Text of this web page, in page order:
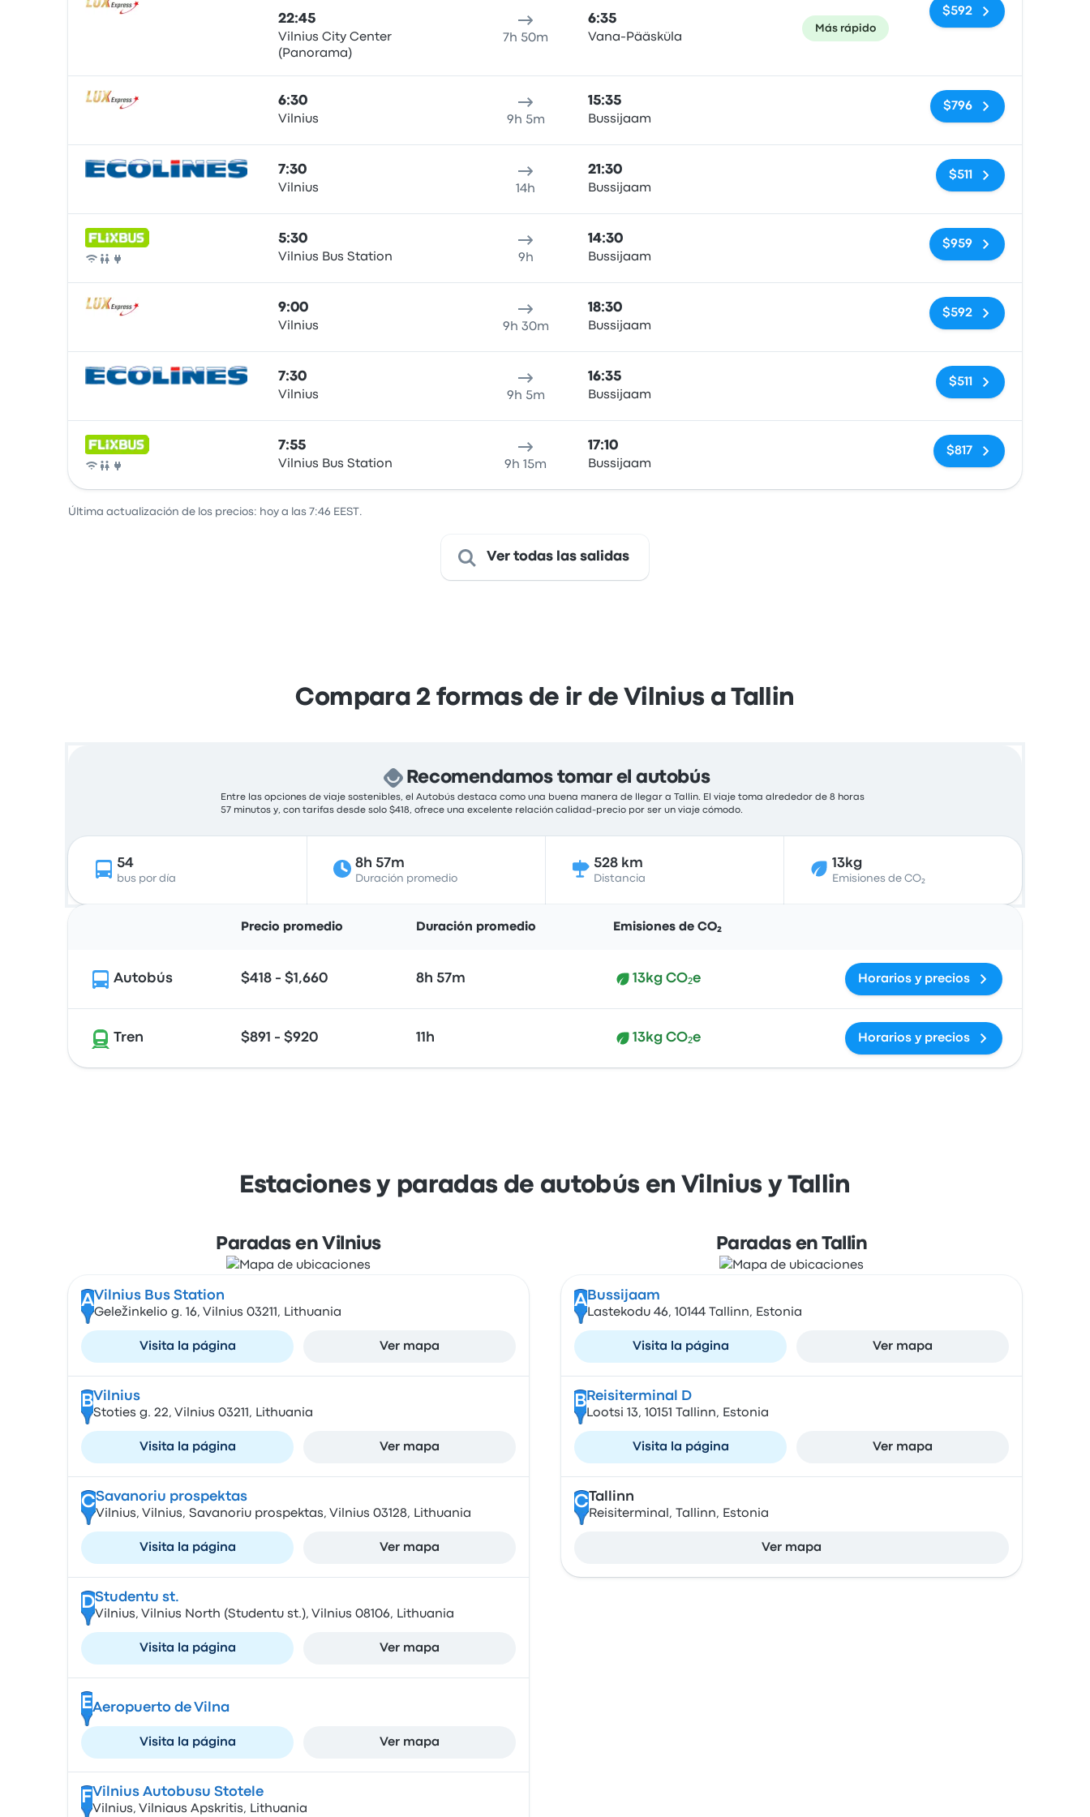
22:45
Vilnius City Center
(Panorama)
7h 50m
6:35
Vana-Pääsküla
Más rápido
$592
6:30
Vilnius 9h 5m
15:35
Bussijaam
Sin etiquetas
$796
7:30
Vilnius 14h
21:30
Bussijaam
Sin etiquetas
$511
Autobús
5:30
Vilnius Bus Station 9h
14:30
Bussijaam
Sin etiquetas
$959
9:00
Vilnius 9h 30m
18:30
Bussijaam
Sin etiquetas
$592
7:30
Vilnius 9h 5m
16:35
Bussijaam
Sin etiquetas
$511
Autobús
7:55
Vilnius Bus Station 9h 15m
17:10
Bussijaam
Sin etiquetas
$817
Última actualización de los precios: hoy a las 7:46 EEST.
Ver todas las salidas
Compara 2 formas de ir de Vilnius a Tallin
Recomendamos tomar el autobús
Entre las opciones de viaje sostenibles, el Autobús destaca como una buena manera de llegar a Tallin. El viaje toma alrededor de 8 horas
57 minutos y, con tarifas desde solo $418, ofrece una excelente relación calidad-precio por ser un viaje cómodo.
54
bus por día
8h 57m
Duración promedio
528 km
Distancia
13kg
Emisiones de CO₂
Precio promedio Duración promedio Emisiones de CO₂
Autobús $418 - $1,660 8h 57m 13kg CO₂e Horarios y precios
Tren $891 - $920 11h 13kg CO₂e Horarios y precios
Estaciones y paradas de autobús en Vilnius y Tallin
Paradas en Vilnius
AVilnius Bus Station
Geležinkelio g. 16, Vilnius 03211, Lithuania
Visita la página Ver mapa
BVilnius
Stoties g. 22, Vilnius 03211, Lithuania
Visita la página Ver mapa
CSavanoriu prospektas
Vilnius, Vilnius, Savanoriu prospektas, Vilnius 03128, Lithuania
Visita la página Ver mapa
DStudentu st.
Vilnius, Vilnius North (Studentu st.), Vilnius 08106, Lithuania
Visita la página Ver mapa
EAeropuerto de Vilna
Visita la página Ver mapa
F Vilnius Autobusu Stotele
Vilnius, Vilniaus Apskritis, Lithuania
Paradas en Tallin
A Bussijaam
Lastekodu 46, 10144 Tallinn, Estonia
Visita la página Ver mapa
B Reisiterminal D
Lootsi 13, 10151 Tallinn, Estonia
Visita la página Ver mapa
CTallinn
Reisiterminal, Tallinn, Estonia
Ver mapa